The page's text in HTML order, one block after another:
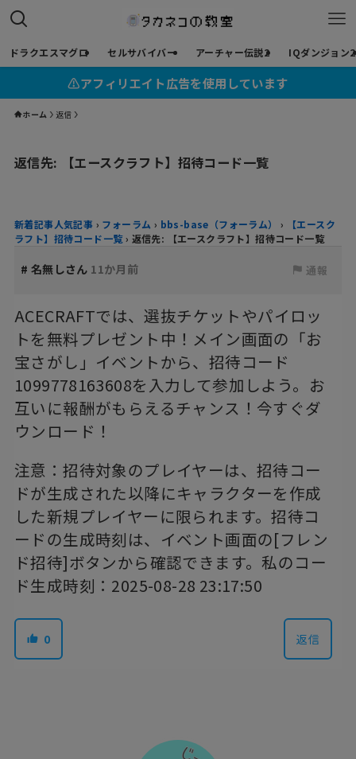
ドラクエスマグロ セルサバイバー アーチャー伝説2 IQダンジョン2
⚠︎アフィリエイト広告を使用しています
ホーム 返信
返信先: 【エースクラフト】招待コード一覧
新着記事人気記事 › フォーラム › bbs-base（フォーラム） ›
【エースク
ラフト】招待コード一覧 › 返信先: 【エースクラフト】招待コード一覧
# 名無しさん 11か月前 通報
ACECRAFTでは、選抜チケットやパイロッ
トを無料プレゼント中！メイン画面の「お
宝さがし」イベントから、招待コード
1099778163608を入力して参加しよう。お
互いに報酬がもらえるチャンス！今すぐダ
ウンロード！
注意：招待対象のプレイヤーは、招待コー
ドが生成された以降にキャラクターを作成
した新規プレイヤーに限られます。招待コ
ードの生成時刻は、イベント画面の[フレン
ド招待]ボタンから確認できます。私のコー
ド生成時刻：2025-08-28 23:17:50
0 返信